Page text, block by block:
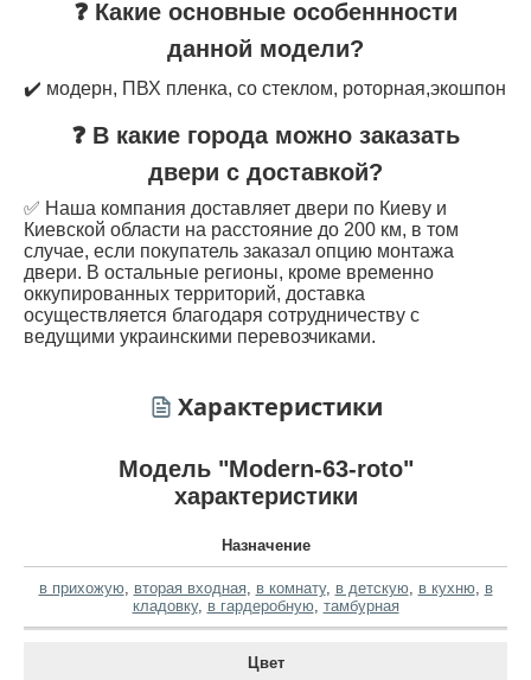
❓ Какие основные особеннности
данной модели?
✔️ модерн, ПВХ пленка, со стеклом, роторная,экошпон
❓ В какие города можно заказать
двери с доставкой?
✅ Наша компания доставляет двери по Киеву и
Киевской области на расстояние до 200 км, в том
случае, если покупатель заказал опцию монтажа
двери. В остальные регионы, кроме временно
оккупированных территорий, доставка
осуществляется благодаря сотрудничеству с
ведущими украинскими перевозчиками.
Характеристики
Модель "Modern-63-roto"
характеристики
Назначение
в прихожую, вторая входная, в комнату, в детскую, в кухню, в
кладовку, в гардеробную, тамбурная
Цвет